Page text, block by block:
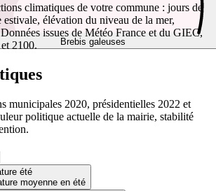
Brebis galeuses
été
moyenne en été
climatiques de votre commune : jours de
estivale, élévation du niveau de la mer,
Données issues de Météo France et du GIEC,
2100.
municipales 2020, présidentielles 2022 et
politique actuelle de la mairie, stabilité